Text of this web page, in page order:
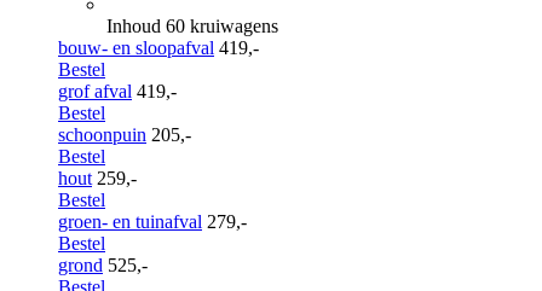
Inhoud 60 kruiwagens
bouw- en sloopafval 419,-
Bestel
grof afval 419,-
Bestel
schoonpuin 205,-
Bestel
hout 259,-
Bestel
groen- en tuinafval 279,-
Bestel
grond 525,-